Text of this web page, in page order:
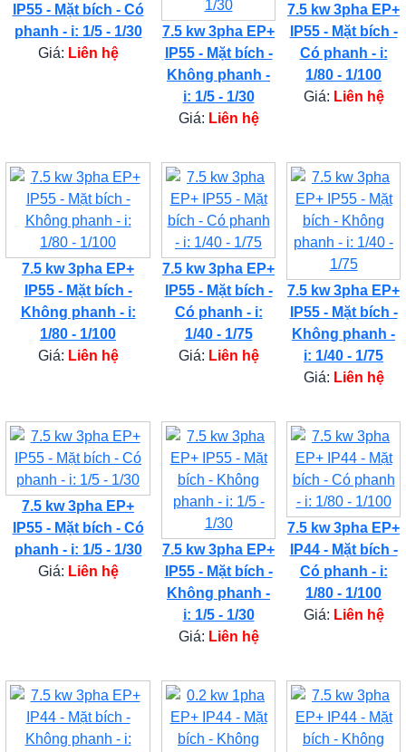
IP55 - Mặt bích - Có
phanh - i: 1/5 - 1/30
Giá: Liên hệ
7.5 kw 3pha EP+
IP55 - Mặt bích -
Không phanh -
i: 1/5 - 1/30
Giá: Liên hệ
7.5 kw 3pha EP+
IP55 - Mặt bích -
Có phanh - i:
1/80 - 1/100
Giá: Liên hệ
7.5 kw 3pha EP+
IP55 - Mặt bích -
Không phanh - i:
1/80 - 1/100
Giá: Liên hệ
7.5 kw 3pha EP+
IP55 - Mặt bích -
Có phanh - i:
1/40 - 1/75
Giá: Liên hệ
7.5 kw 3pha EP+
IP55 - Mặt bích -
Không phanh -
i: 1/40 - 1/75
Giá: Liên hệ
7.5 kw 3pha EP+
IP55 - Mặt bích - Có
phanh - i: 1/5 - 1/30
Giá: Liên hệ
7.5 kw 3pha EP+
IP55 - Mặt bích -
Không phanh -
i: 1/5 - 1/30
Giá: Liên hệ
7.5 kw 3pha EP+
IP44 - Mặt bích -
Có phanh - i:
1/80 - 1/100
Giá: Liên hệ